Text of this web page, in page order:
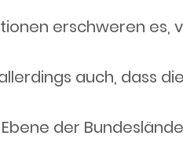
erschweren es,
auch, dass
der